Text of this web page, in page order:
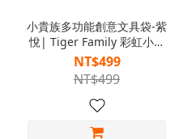
小貴族多功能創意文具袋-紫
悅| Tiger Family 彩虹小馬
聯名款
NT$499
NT$499